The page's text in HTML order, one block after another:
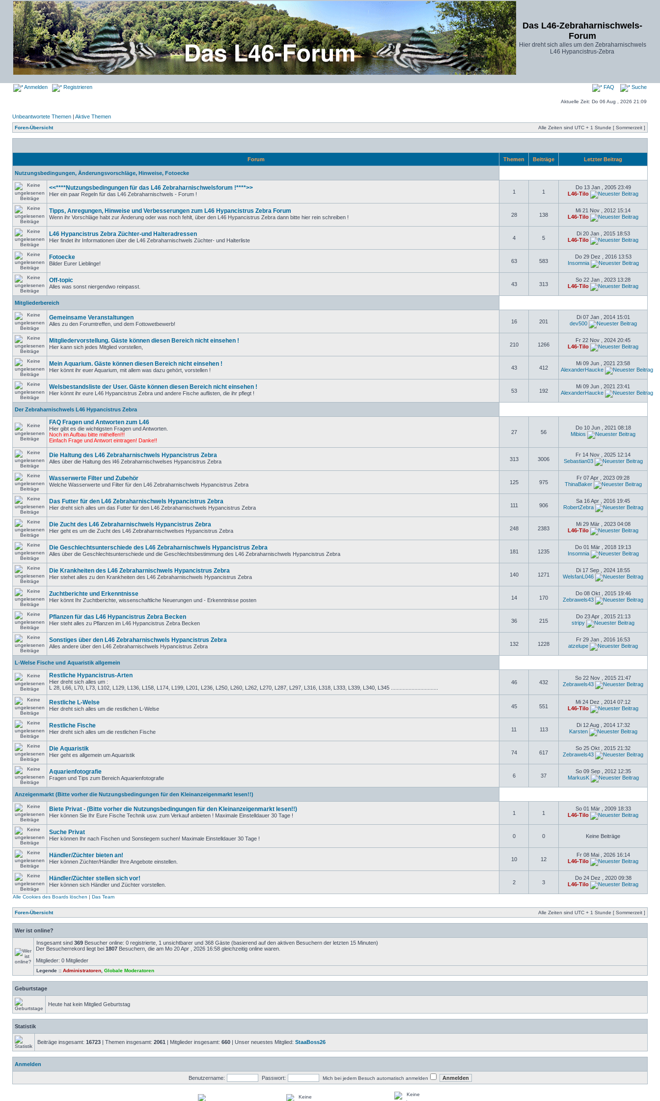
Das L46-Zebraharnischwels-
Forum
Hier dreht sich alles um den Zebraharnischwels
L46 Hypancistrus-Zebra
Anmelden Registrieren FAQ Suche
Aktuelle Zeit: Do 06 Aug , 2026 21:09
Unbeantwortete Themen | Aktive Themen
Foren-Übersicht Alle Zeiten sind UTC + 1 Stunde [ Sommerzeit ]
Forum Themen Beiträge Letzter Beitrag
Nutzungsbedingungen, Änderungsvorschläge, Hinweise, Fotoecke
<<****Nutzungsbedingungen für das L46 Zebraharnischwelsforum !****>>
Hier ein paar Regeln für das L46 Zebraharnischwels - Forum ! 1 1
Do 13 Jan , 2005 23:49
L46-Tilo
Tipps, Anregungen, Hinweise und Verbesserungen zum L46 Hypancistrus Zebra Forum
Wenn ihr Vorschläge habt zur Änderung oder was noch fehlt, über den L46 Hypancistrus Zebra dann bitte hier rein schreiben ! 28 138
Mi 21 Nov , 2012 15:14
L46-Tilo
L46 Hypancistrus Zebra Züchter-und Halteradressen
Hier findet ihr Informationen über die L46 Zebraharnischwels Züchter- und Halterliste 4 5
Di 20 Jan , 2015 18:53
L46-Tilo
Fotoecke
Bilder Eurer Lieblinge! 63 583
Do 29 Dez , 2016 13:53
Insomnia
Off-topic
Alles was sonst niergendwo reinpasst. 43 313
So 22 Jan , 2023 13:28
L46-Tilo
Mitgliederbereich
Gemeinsame Veranstaltungen
Alles zu den Forumtreffen, und dem Fottowetbewerb! 16 201
Di 07 Jan , 2014 15:01
dev500
Mitgliedervorstellung. Gäste können diesen Bereich nicht einsehen !
Hier kann sich jedes Mitglied vorstellen, 210 1266
Fr 22 Nov , 2024 20:45
L46-Tilo
Mein Aquarium. Gäste können diesen Bereich nicht einsehen !
Hier könnt ihr euer Aquarium, mit allem was dazu gehört, vorstellen ! 43 412
Mi 09 Jun , 2021 23:58
AlexanderHaucke
Welsbestandsliste der User. Gäste können diesen Bereich nicht einsehen !
Hier könnt ihr eure L46 Hypancistrus Zebra und andere Fische auflisten, die ihr pflegt ! 53 192
Mi 09 Jun , 2021 23:41
AlexanderHaucke
Der Zebraharnischwels L46 Hypancistrus Zebra
FAQ Fragen und Antworten zum L46
Hier gibt es die wichtigsten Fragen und Antworten.
Noch im Aufbau bitte mithelfen!!!
Einfach Frage und Antwort eintragen! Danke!!
27 56
Do 10 Jun , 2021 08:18
Mibios
Die Haltung des L46 Zebraharnischwels Hypancistrus Zebra
Alles über die Haltung des l46 Zebraharnischwelses Hypancistrus Zebra 313 3006
Fr 14 Nov , 2025 12:14
Sebastian03
Wasserwerte Filter und Zubehör
Welche Wasserwerte und Filter für den L46 Zebraharnischwels Hypancistrus Zebra 125 975
Fr 07 Apr , 2023 09:28
ThinaBaker
Das Futter für den L46 Zebraharnischwels Hypancistrus Zebra
Hier dreht sich alles um das Futter für den L46 Zebraharnischwels Hypancistrus Zebra 111 906
Sa 16 Apr , 2016 19:45
RobertZebra
Die Zucht des L46 Zebraharnischwels Hypancistrus Zebra
Hier geht es um die Zucht des L46 Zebraharnischwelses Hypancistrus Zebra 248 2383
Mi 29 Mär , 2023 04:08
L46-Tilo
Die Geschlechtsunterschiede des L46 Zebraharnischwels Hypancistrus Zebra
Alles über die Geschlechtsunterschiede und die Geschlechtsbestimmung des L46 Zebraharnischwels Hypancistrus Zebra 181 1235
Do 01 Mär , 2018 19:13
Insomnia
Die Krankheiten des L46 Zebraharnischwels Hypancistrus Zebra
Hier stehet alles zu den Krankheiten des L46 Zebraharnischwels Hypancistrus Zebra 140 1271
Di 17 Sep , 2024 18:55
WelsfanL046
Zuchtberichte und Erkenntnisse
Hier könnt Ihr Zuchtberichte, wissenschaftliche Neuerungen und - Erkenntnisse posten 14 170
Do 08 Okt , 2015 19:46
Zebrawels43
Pflanzen für das L46 Hypancistrus Zebra Becken
Hier steht alles zu Pflanzen im L46 Hypancistrus Zebra Becken 36 215
Do 23 Apr , 2015 21:13
stripy
Sonstiges über den L46 Zebraharnischwels Hypancistrus Zebra
Alles andere über den L46 Zebraharnischwels Hypancistrus Zebra 132 1228
Fr 29 Jan , 2016 16:53
atzelupe
L-Welse Fische und Aquaristik allgemein
Restliche Hypancistrus-Arten
Hier dreht sich alles um :
L 28, L66, L70, L73, L102, L129, L136, L158, L174, L199, L201, L236, L250, L260, L262, L270, L287, L297, L316, L318, L333, L339, L340, L345 ................................
46 432
So 22 Nov , 2015 21:47
Zebrawels43
Restliche L-Welse
Hier dreht sich alles um die restlichen L-Welse 45 551
Mi 24 Dez , 2014 07:12
L46-Tilo
Restliche Fische
Hier dreht sich alles um die restlichen Fische 11 113
Di 12 Aug , 2014 17:32
Karsten
Die Aquaristik
Hier geht es allgemein um Aquaristik 74 617
So 25 Okt , 2015 21:32
Zebrawels43
Aquarienfotografie
Fragen und Tips zum Bereich Aquarienfotografie 6 37
So 09 Sep , 2012 12:35
MarkusK
Anzeigenmarkt (Bitte vorher die Nutzungsbedingungen für den Kleinanzeigenmarkt lesen!!)
Biete Privat - (Bitte vorher die Nutzungsbedingungen für den Kleinanzeigenmarkt lesen!!)
Hier können Sie Ihr Eure Fische Technik usw. zum Verkauf anbieten ! Maximale Einstelldauer 30 Tage ! 1 1
So 01 Mär , 2009 18:33
L46-Tilo
Suche Privat
Hier können Ihr nach Fischen und Sonstiegem suchen! Maximale Einstelldauer 30 Tage ! 0 0 Keine Beiträge
Händler/Züchter bieten an!
Hier können Züchter/Händler Ihre Angebote einstellen. 10 12
Fr 08 Mai , 2026 16:14
L46-Tilo
Händler/Züchter stellen sich vor!
Hier können sich Händler und Züchter vorstellen. 2 3
Do 24 Dez , 2020 09:38
L46-Tilo
Alle Cookies des Boards löschen | Das Team
Foren-Übersicht Alle Zeiten sind UTC + 1 Stunde [ Sommerzeit ]
Wer ist online?
Insgesamt sind 369 Besucher online: 0 registrierte, 1 unsichtbarer und 368 Gäste (basierend auf den aktiven Besuchern der letzten 15 Minuten)
Der Besucherrekord liegt bei 1807 Besuchern, die am Mo 20 Apr , 2026 16:58 gleichzeitig online waren.
Mitglieder: 0 Mitglieder
Legende :: Administratoren Globale Moderatoren
Geburtstage
Heute hat kein Mitglied Geburtstag
Statistik
Beiträge insgesamt: 16723 | Themen insgesamt: 2061 | Mitglieder insgesamt: 660 | Unser neuestes Mitglied: StaaBoss26
Anmelden
Benutzername: Passwort: Mich bei jedem Besuch automatisch anmelden